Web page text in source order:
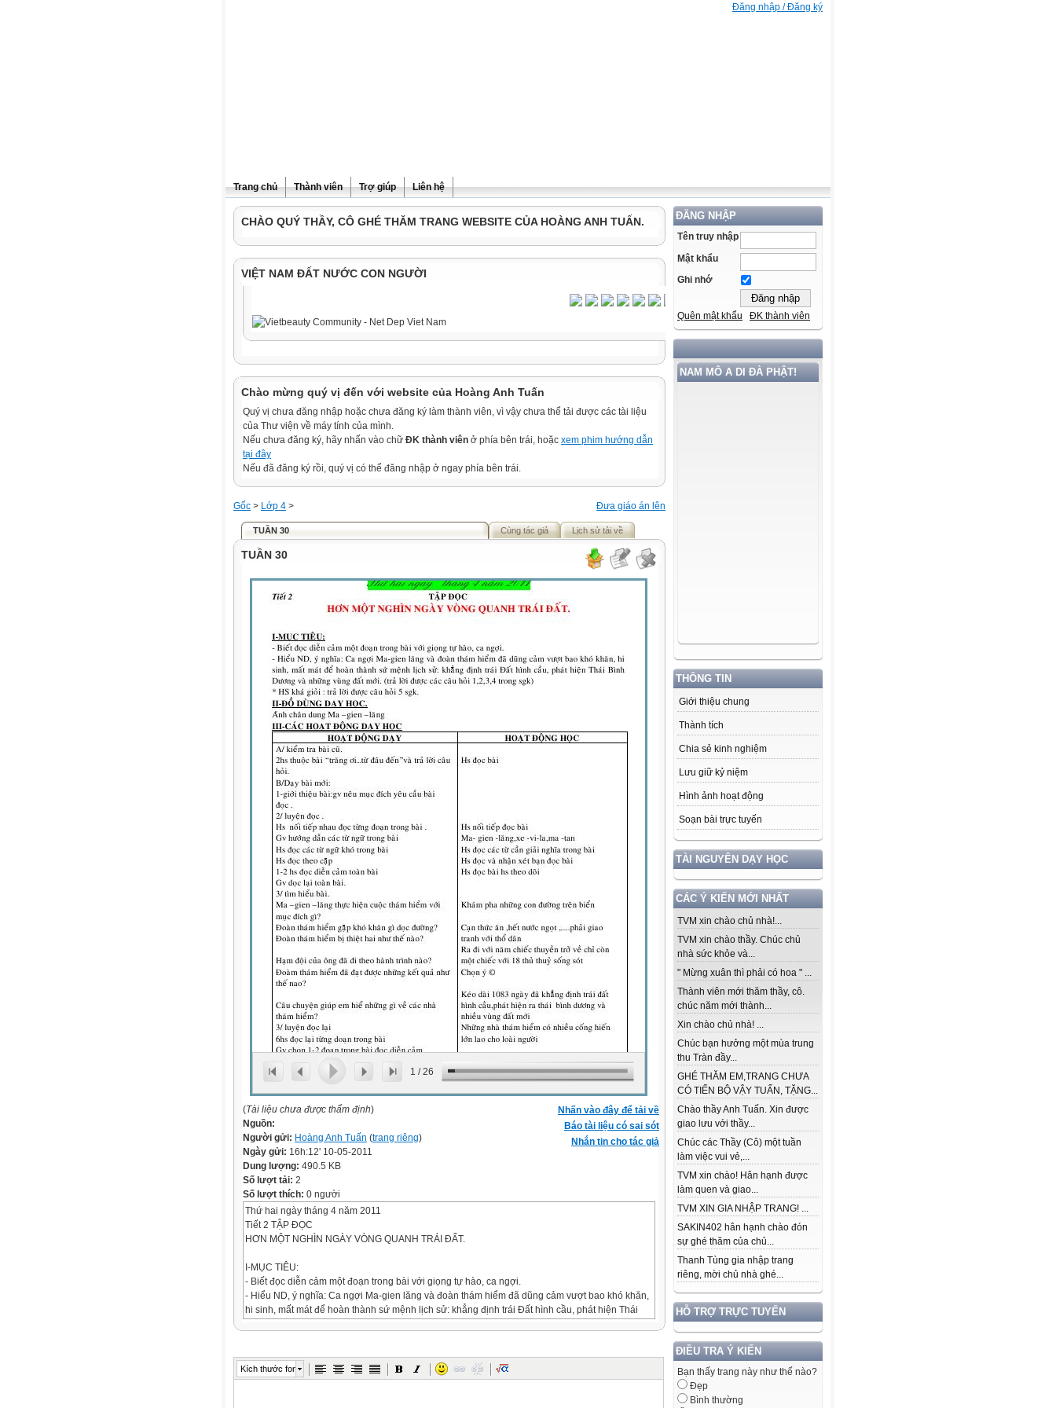
Đăng nhập / Đăng ký
Trang chủ Thành viên Trợ giúp Liên hệ
ĐĂNG NHẬP
Tên truy nhập
Mật khẩu
Ghi nhớ
Quên mật khẩu ĐK thành viên
NAM MÔ A DI ĐÀ PHẬT!
THÔNG TIN
Giới thiệu chung
Thành tích
Chia sẻ kinh nghiệm
Lưu giữ kỷ niệm
Hình ảnh hoạt động
Soạn bài trực tuyến
TÀI NGUYÊN DẠY HỌC
CÁC Ý KIẾN MỚI NHẤT
TVM xin chào chủ nhà!...
TVM xin chào thầy. Chúc chủ
nhà sức khỏe và...
" Mừng xuân thì phải có hoa " ...
Thành viên mới thăm thầy, cô.
chúc năm mới thành...
Xin chào chủ nhà! ...
Chúc bạn hưởng một mùa trung
thu Tràn đầy...
GHÉ THĂM EM,TRANG CHƯA
CÓ TIẾN BỘ VẬY TUẤN, TẶNG...
Chào thầy Anh Tuấn. Xin được
giao lưu với thầy...
Chúc các Thầy (Cô) một tuần
làm việc vui vẻ,...
TVM xin chào! Hân hạnh được
làm quen và giao...
TVM XIN GIA NHẬP TRANG! ...
SAKIN402 hân hạnh chào đón
sự ghé thăm của chủ...
Thanh Tùng gia nhập trang
riêng, mời chủ nhà ghé...
HỖ TRỢ TRỰC TUYẾN
ĐIỀU TRA Ý KIẾN
Bạn thấy trang này như thế nào?
Đẹp
Bình thường
CHÀO QUÝ THẦY, CÔ GHÉ THĂM TRANG WEBSITE CỦA HOÀNG ANH TUẤN.
VIỆT NAM ĐẤT NƯỚC CON NGƯỜI
Chào mừng quý vị đến với website của Hoàng Anh Tuấn
Quý vị chưa đăng nhập hoặc chưa đăng ký làm thành viên, vì vậy chưa thể tải được các tài liệu
của Thư viện về máy tính của mình.
Nếu chưa đăng ký, hãy nhấn vào chữ ĐK thành viên ở phía bên trái, hoặc xem phim hướng dẫn
tại đây
Nếu đã đăng ký rồi, quý vị có thể đăng nhập ở ngay phía bên trái.
Đưa giáo án lên
Gốc > Lớp 4 >
TUẦN 30 Cùng tác giả Lịch sử tải về
TUẦN 30
1 /26
Nhấn vào đây để tải về
Báo tài liệu có sai sót
Nhắn tin cho tác giả
(Tài liệu chưa được thẩm định)
Nguồn:
Người gửi: Hoàng Anh Tuấn (trang riêng)
Ngày gửi: 16h:12' 10-05-2011
Dung lượng: 490.5 KB
Số lượt tải: 2
Số lượt thích: 0 người
Thứ hai ngày tháng 4 năm 2011
Tiết 2 TẬP ĐỌC
HƠN MỘT NGHÌN NGÀY VÒNG QUANH TRÁI ĐẤT.
I-MỤC TIÊU:
- Biết đọc diễn cảm một đoạn trong bài với giọng tự hào, ca ngợi.
- Hiểu ND, ý nghĩa: Ca ngợi Ma-gien lăng và đoàn thám hiểm đã dũng cảm vượt bao khó khăn,
hi sinh, mất mát để hoàn thành sứ mệnh lịch sử: khẳng định trái Đất hình cầu, phát hiện Thái
Aûnh chân dung Ma –gien –lăng
III-CÁC HOẠT ĐỘNG DẠY HỌC
Kích thước font